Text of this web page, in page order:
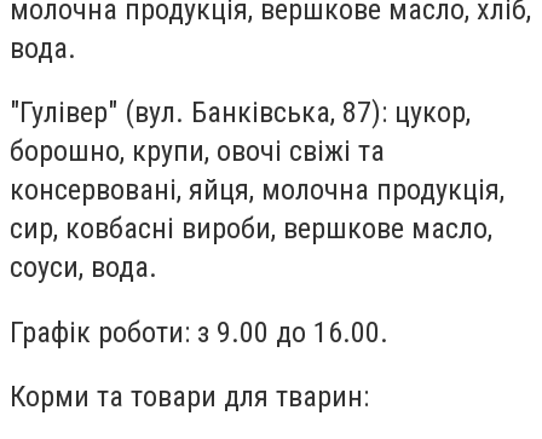
молочна продукція, вершкове масло, хліб,
вода.
"Гулівер" (вул. Банківська, 87): цукор,
борошно, крупи, овочі свіжі та
консервовані, яйця, молочна продукція,
сир, ковбасні вироби, вершкове масло,
соуси, вода.
Графік роботи: з 9.00 до 16.00.
Корми та товари для тварин: